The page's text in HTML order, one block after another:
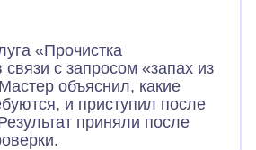
«Прочистка
связи с запросом «запах из
объяснил, какие
и приступил после
приняли после